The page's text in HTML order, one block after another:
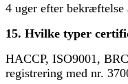
4 uger efter bekræftelse
15. Hvilke typer
HACCP, ISO9001,
registrering med nr.